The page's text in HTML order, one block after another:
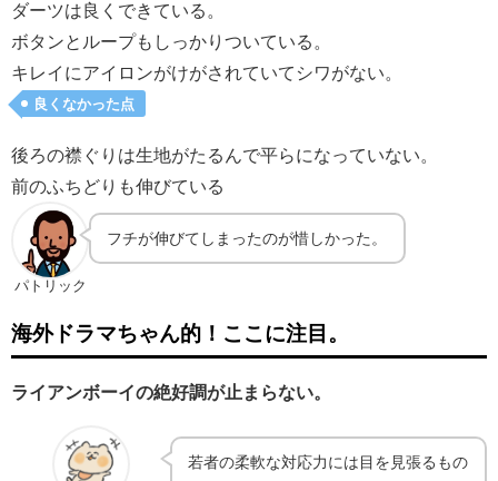
ダーツは良くできている。
ボタンとループもしっかりついている。
キレイにアイロンがけがされていてシワがない。
良くなかった点
後ろの襟ぐりは生地がたるんで平らになっていない。
前のふちどりも伸びている
パトリック
フチが伸びてしまったのが惜しかった。
海外ドラマちゃん的！ここに注目。
ライアンボーイの絶好調が止まらない。
若者の柔軟な対応力には目を見張るもの